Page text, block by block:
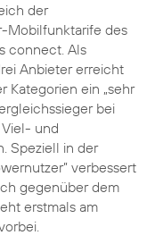
der
Mobilfunktarife des
connect. Als
Anbieter erreicht
Kategorien ein „sehr
bei
und
Speziell in der
verbessert
gegenüber dem
erstmals am